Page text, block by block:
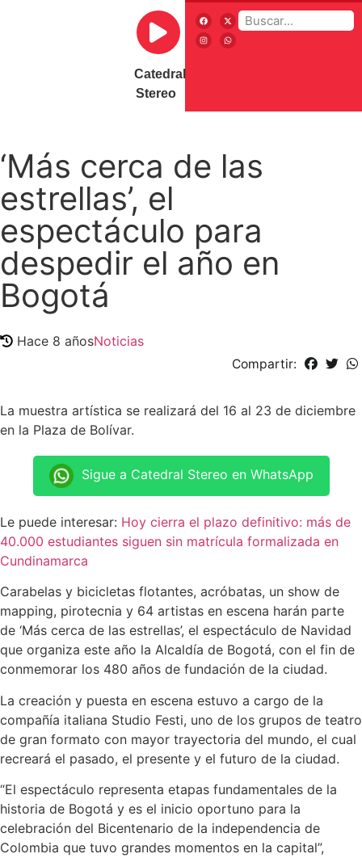
Catedral
Stereo
‘Más cerca de las
estrellas’, el
espectáculo para
despedir el año en
Bogotá
Hace 8 añosNoticias
Compartir:
La muestra artística se realizará del 16 al 23 de diciembre
en la Plaza de Bolívar.
Sigue a Catedral Stereo en WhatsApp
Le puede interesar: Hoy cierra el plazo definitivo: más de
40.000 estudiantes siguen sin matrícula formalizada en
Cundinamarca
Carabelas y bicicletas flotantes, acróbatas, un show de
mapping, pirotecnia y 64 artistas en escena harán parte
de ‘Más cerca de las estrellas’, el espectáculo de Navidad
que organiza este año la Alcaldía de Bogotá, con el fin de
conmemorar los 480 años de fundación de la ciudad.
La creación y puesta en escena estuvo a cargo de la
compañía italiana Studio Festi, uno de los grupos de teatro
de gran formato con mayor trayectoria del mundo, el cual
recreará el pasado, el presente y el futuro de la ciudad.
“El espectáculo representa etapas fundamentales de la
historia de Bogotá y es el inicio oportuno para la
celebración del Bicentenario de la independencia de
Colombia que tuvo grandes momentos en la capital”,